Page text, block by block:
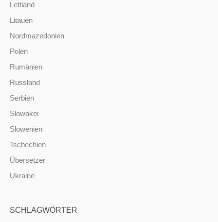
Lettland
Litauen
Nordmazedonien
Polen
Rumänien
Russland
Serbien
Slowakei
Slowenien
Tschechien
Übersetzer
Ukraine
SCHLAGWÖRTER